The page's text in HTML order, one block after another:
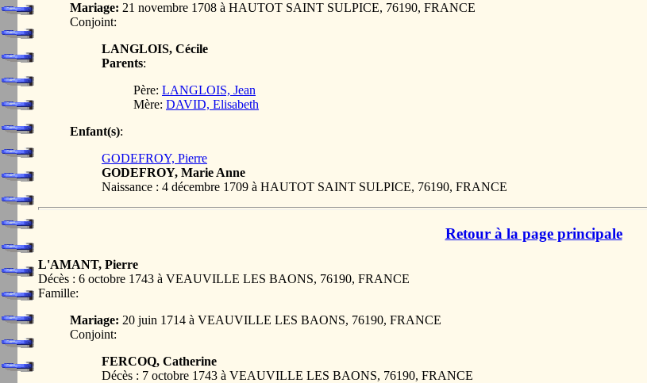
Mariage: 21 novembre 1708 à HAUTOT SAINT SULPICE, 76190, FRANCE
Conjoint:
LANGLOIS, Cécile
Parents:
Père: LANGLOIS, Jean
Mère: DAVID, Elisabeth
Enfant(s):
GODEFROY, Pierre
GODEFROY, Marie Anne
Naissance : 4 décembre 1709 à HAUTOT SAINT SULPICE, 76190, FRANCE
Retour à la page principale
L'AMANT, Pierre
Décès : 6 octobre 1743 à VEAUVILLE LES BAONS, 76190, FRANCE
Famille:
Mariage: 20 juin 1714 à VEAUVILLE LES BAONS, 76190, FRANCE
Conjoint:
FERCOQ, Catherine
Décès : 7 octobre 1743 à VEAUVILLE LES BAONS, 76190, FRANCE